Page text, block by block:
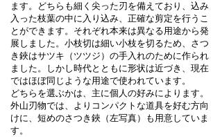
ます。どちらも細く尖った刃を備えており、込み
入った枝葉の中に入り込み、正確な剪定を行うこ
とができます。それぞれ本来は異なる用途から発
展しました。小枝切は細い小枝を切るため、さつ
き鋏はサツキ（ツツジ）の手入れのために作られ
ました。しかし時代とともに形状は近づき、現在
ではほぼ同じような用途で使われています。
どちらを選ぶかは、主に個人の好みによります。
外山刃物では、よりコンパクトな道具を好む方向
けに、短めのさつき鋏（左写真）も用意していま
す。